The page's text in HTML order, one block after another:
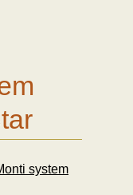
system